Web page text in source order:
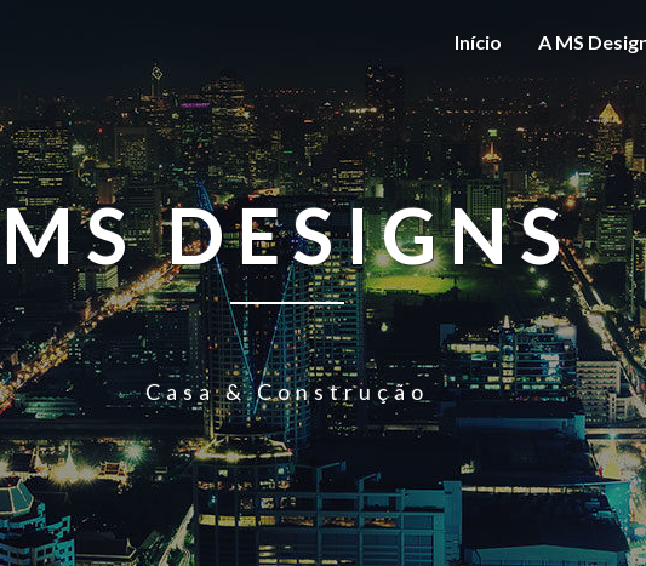
Início A MS
MS DESIGNS
Casa & Construção